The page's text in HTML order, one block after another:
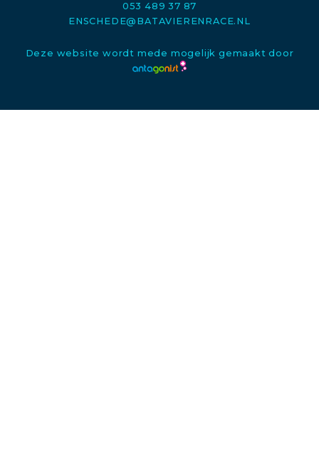
053 489 37 87
ENSCHEDE@BATAVIERENRACE.NL
Deze website wordt mede mogelijk gemaakt door